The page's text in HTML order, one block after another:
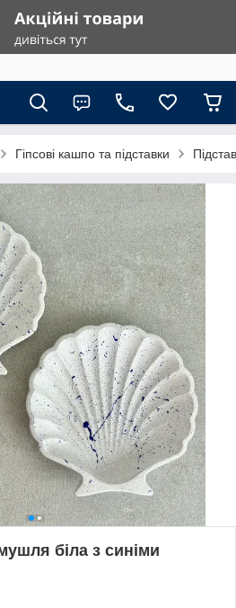
Гіпсові кашпо та підставки
біла з синіми